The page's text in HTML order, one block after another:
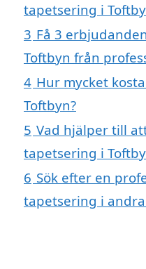
tapetsering i
3 Få 3
Toftbyn från
4 Hur mycket
Toftbyn?
5 Vad hjälper till
tapetsering i
6 Sök efter en
tapetsering i